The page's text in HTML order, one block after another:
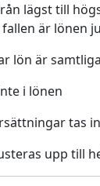
lägst till
är lönen
lön är
i lönen
tas
upp till